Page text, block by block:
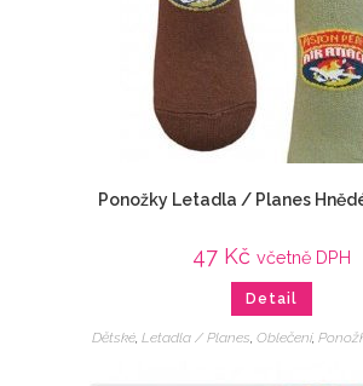
Ponožky Letadla / Planes
47 Kč včetně DPH
Detail
Dětské, Letadla / Planes, Oblečení,